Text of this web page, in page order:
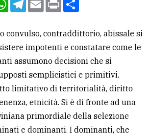
convulso, contraddittorio, abissale si
impotenti e constatare come le
assumono decisioni che si
semplicistici e primitivi.
limitativo di territorialità, diritto
etnicità. Si è di fronte ad una
primordiale della selezione
e dominanti. I dominanti, che